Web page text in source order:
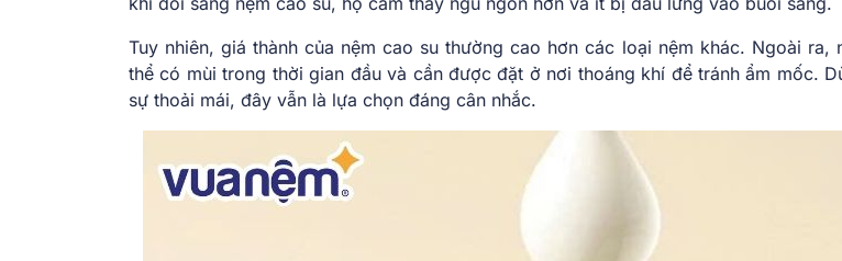
Tuy nhiên, giá thành của nệm cao su thường cao hơn các loại nệm khác. Ngoài ra,
thể có mùi trong thời gian đầu và cần được đặt ở nơi thoáng khí để tránh ẩm mốc.
sự thoải mái, đây vẫn là lựa chọn đáng cân nhắc.